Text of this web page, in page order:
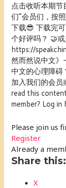
点击收听本期节
们”会员们，按
下载😎 下载完
个好评吗？ 🤝
https://
然而然说中文
中文的心理障碍
加入我们的会
read this
member? Log in
Please join us
Register
Already a
Share this:
X